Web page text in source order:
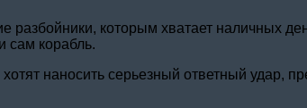
которым хватает наличных
сам корабль.
наносить серьезный ответный удар,